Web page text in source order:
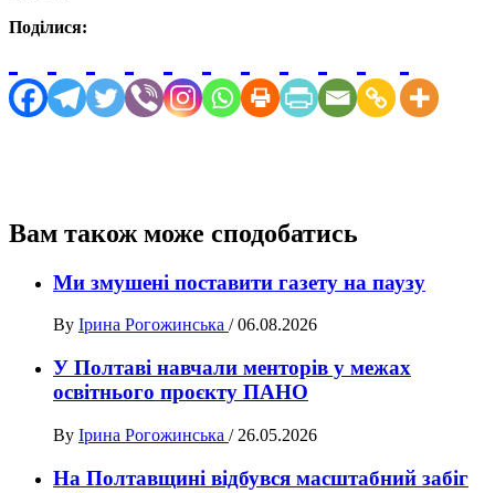
Поділися:
Вам також може сподобатись
Ми змушені поставити газету на паузу
By Ірина Рогожинська / 06.08.2026
У Полтаві навчали менторів у межах
освітнього проєкту ПАНО
By Ірина Рогожинська / 26.05.2026
На Полтавщині відбувся масштабний забіг